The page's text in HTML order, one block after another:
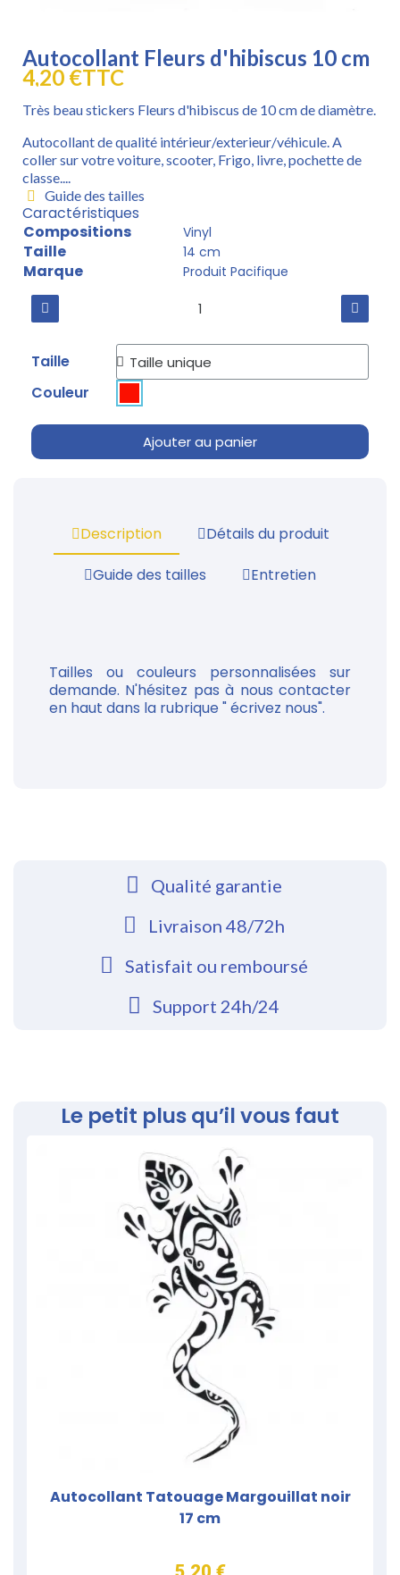
Autocollant Fleurs d'hibiscus 10 cm
4,20 €TTC
Très beau stickers Fleurs d'hibiscus de 10 cm de diamètre.
Autocollant de qualité intérieur/exterieur/véhicule. A
coller sur votre voiture, scooter, Frigo, livre, pochette de
classe....
Guide des tailles
Caractéristiques
Compositions
Vinyl
Taille 14 cm
Marque Produit Pacifique
Taille
Couleur
Ajouter au panier
Description
Détails du produit
Guide des tailles
Entretien
Tailles ou couleurs personnalisées sur
demande. N'hésitez pas à nous contacter
en haut dans la rubrique " écrivez nous".
Qualité garantie
Livraison 48/72h
Satisfait ou remboursé
Support 24h/24
Le petit plus qu’il vous faut
Autocollant Tatouage Margouillat noir
17 cm